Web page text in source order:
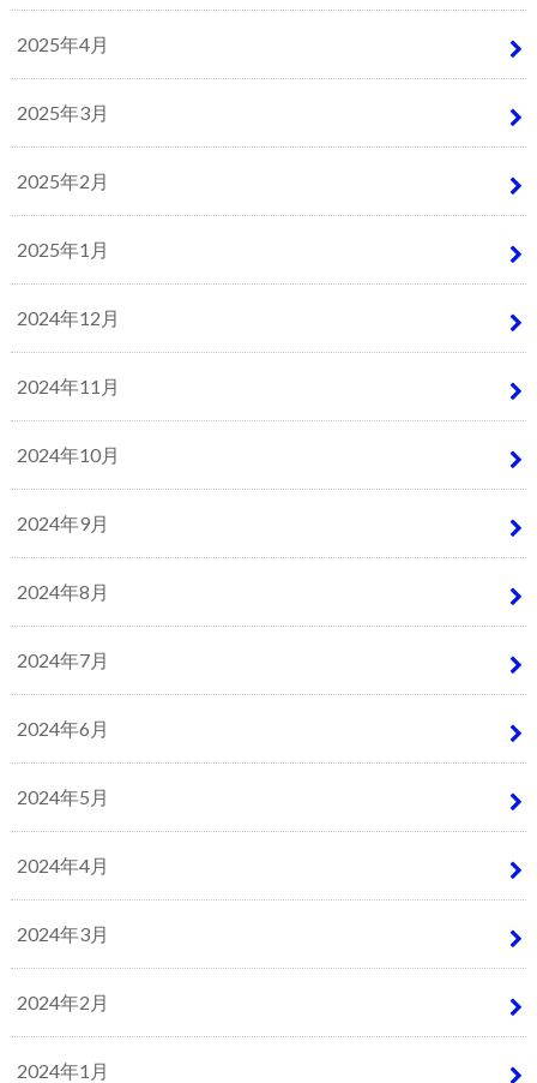
2025年4月
2025年3月
2025年2月
2025年1月
2024年12月
2024年11月
2024年10月
2024年9月
2024年8月
2024年7月
2024年6月
2024年5月
2024年4月
2024年3月
2024年2月
2024年1月